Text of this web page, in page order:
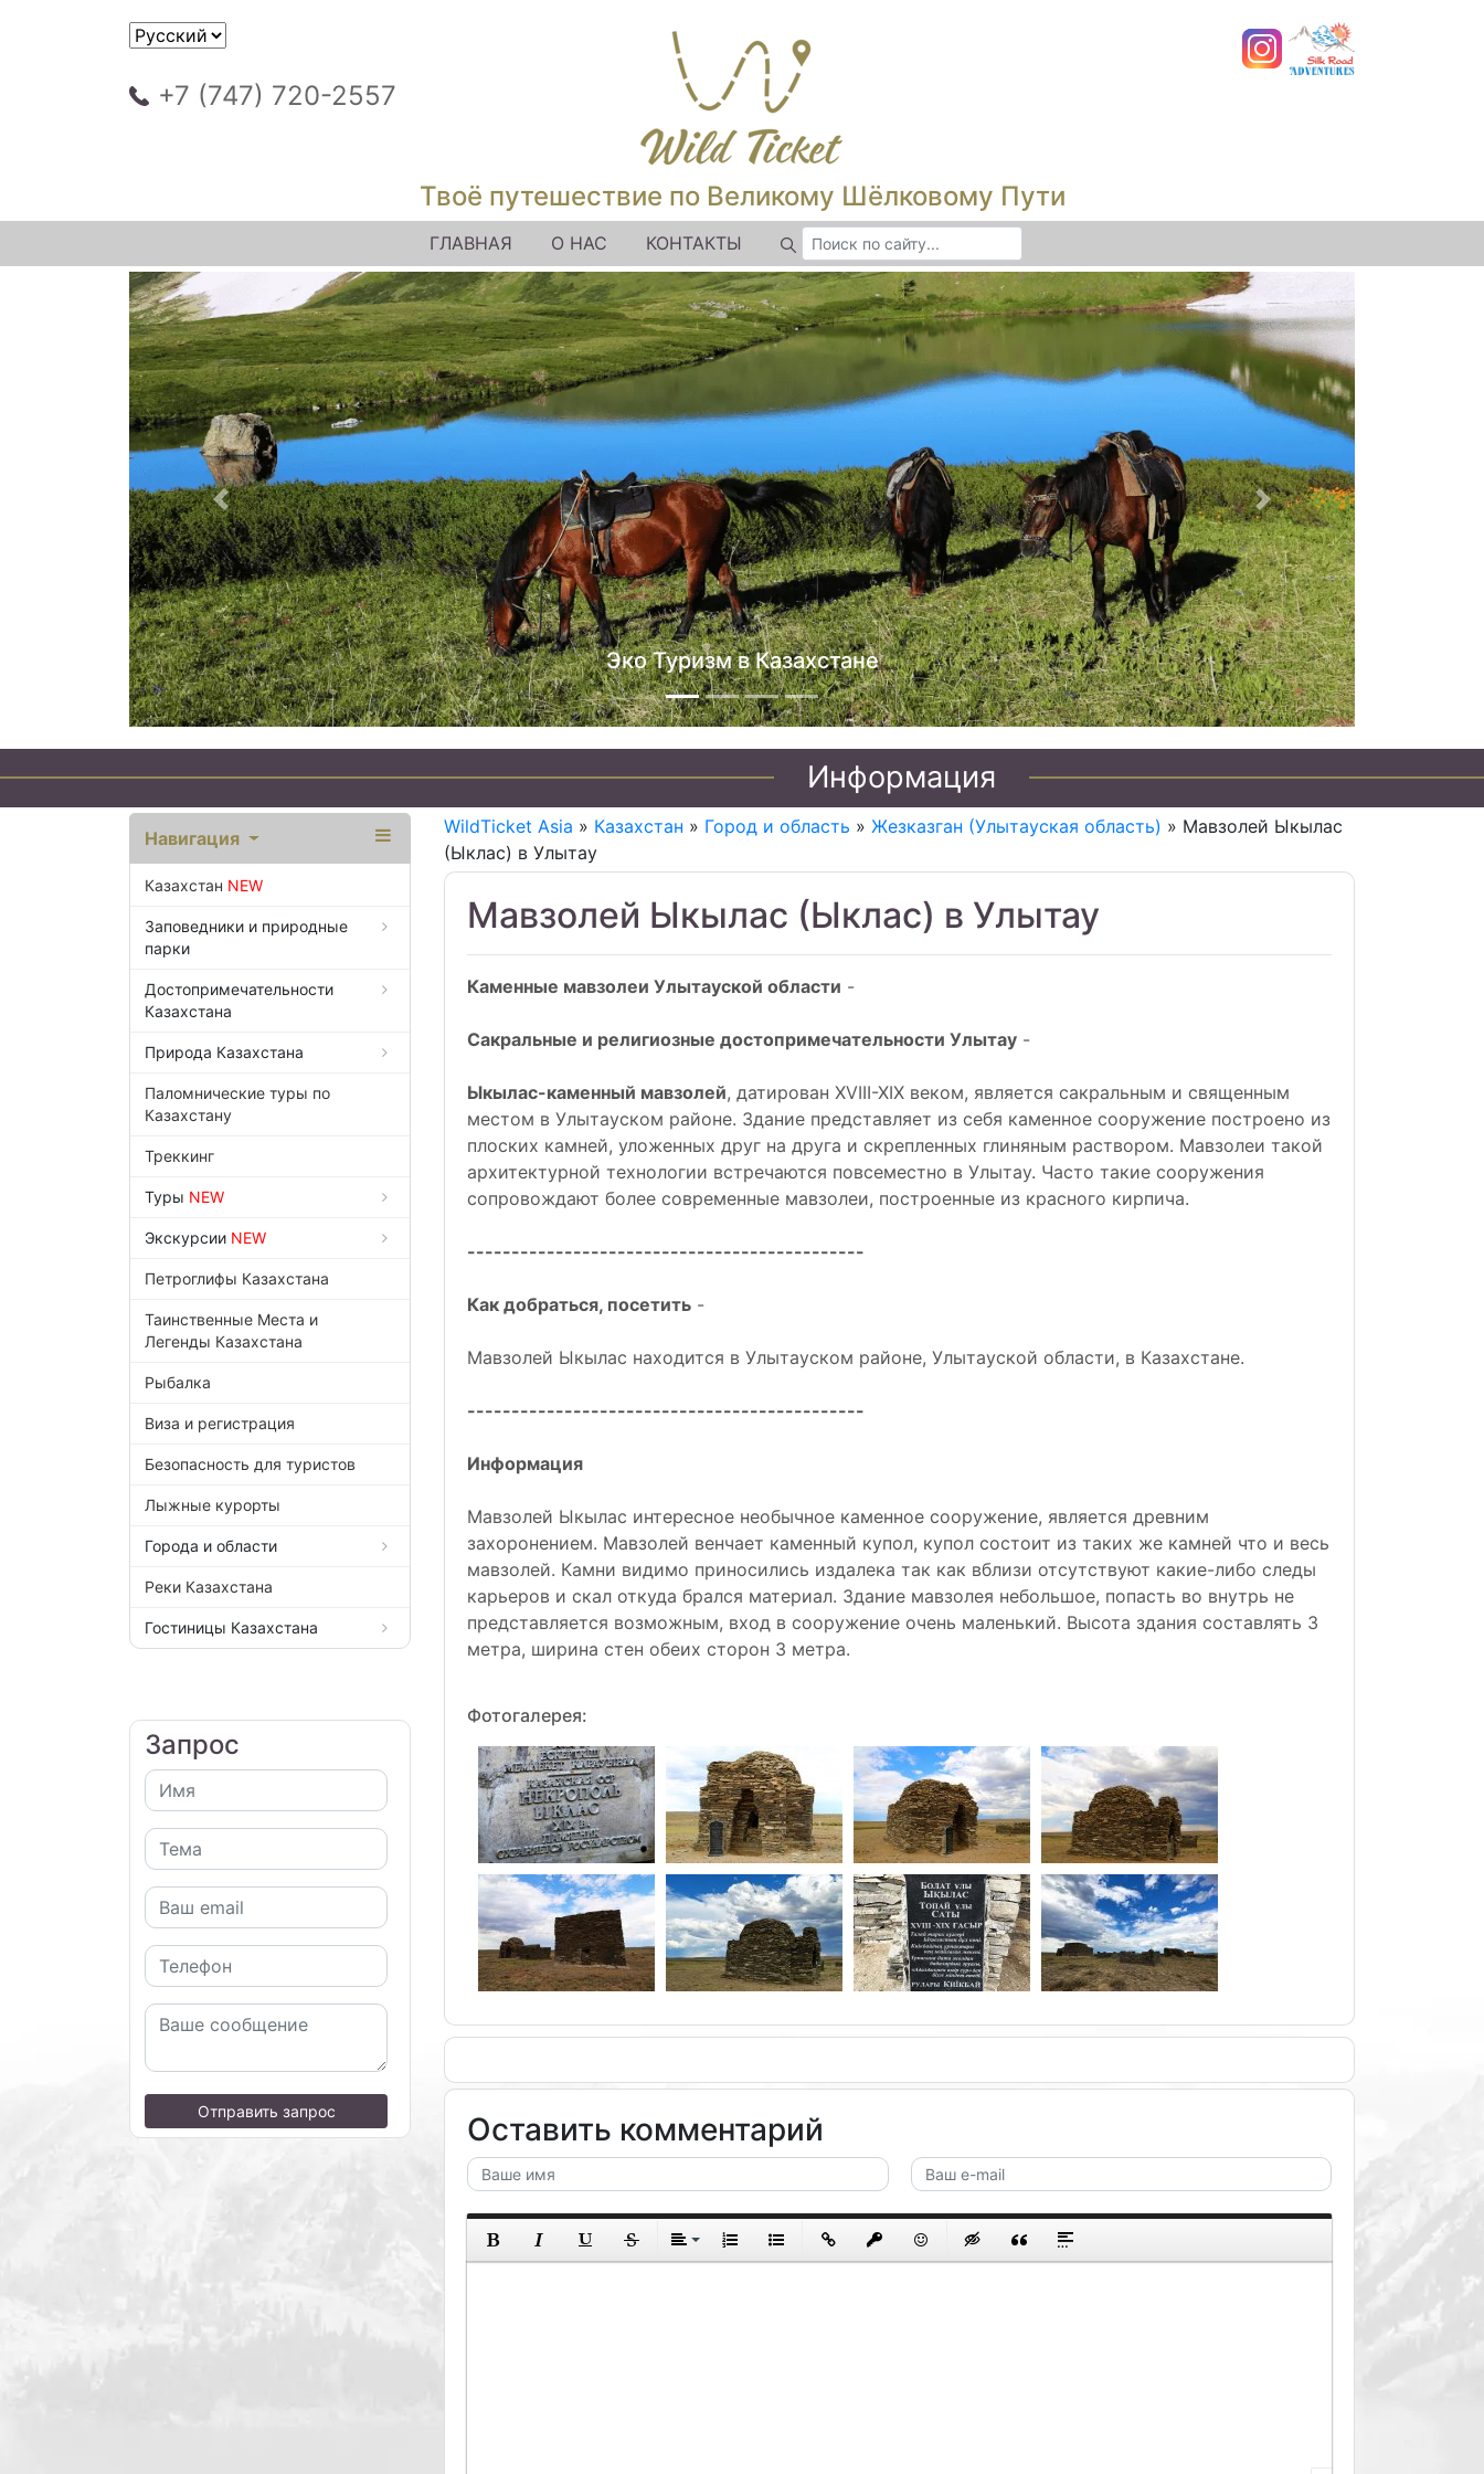
+7 (747) 720-2557
Твоё путешествие по Великому Шёлковому Пути
ГЛАВНАЯ О НАС КОНТАКТЫ
Джип туры по Казахстану
Предыдущий Следующий
Информация
Навигация
Казахстан NEW
Заповедники и природные
парки
Достопримечательности
Казахстана
Природа Казахстана
Паломнические туры по
Казахстану
Треккинг
Туры NEW
Экскурсии NEW
Петроглифы Казахстана
Таинственные Места и
Легенды Казахстана
Рыбалка
Виза и регистрация
Безопасность для туристов
Лыжные курорты
Города и области
Реки Казахстана
Гостиницы Казахстана
Запрос
Отправить запрос
WildTicket Asia » Казахстан » Город и область » Жезказган (Улытауская область) » Мавзолей Ыкылас
(Ыклас) в Улытау
Мавзолей Ыкылас (Ыклас) в Улытау
Каменные мавзолеи Улытауской области -
Сакральные и религиозные достопримечательности Улытау -
Ыкылас-каменный мавзолей, датирован XVIII-XIX веком, является сакральным и священным
местом в Улытауском районе. Здание представляет из себя каменное сооружение построено из
плоских камней, уложенных друг на друга и скрепленных глиняным раствором. Мавзолеи такой
архитектурной технологии встречаются повсеместно в Улытау. Часто такие сооружения
сопровождают более современные мавзолеи, построенные из красного кирпича.
---------------------------------------------
Как добраться, посетить -
Мавзолей Ыкылас находится в Улытауском районе, Улытауской области, в Казахстане.
---------------------------------------------
Информация
Мавзолей Ыкылас интересное необычное каменное сооружение, является древним
захоронением. Мавзолей венчает каменный купол, купол состоит из таких же камней что и весь
мавзолей. Камни видимо приносились издалека так как вблизи отсутствуют какие-либо следы
карьеров и скал откуда брался материал. Здание мавзолея небольшое, попасть во внутрь не
представляется возможным, вход в сооружение очень маленький. Высота здания составлять 3
метра, ширина стен обеих сторон 3 метра.
Фотогалерея:
Оставить комментарий